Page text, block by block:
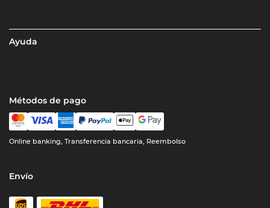
Ayuda
Métodos de pago
Online banking, Transferencia bancaria, Reembolso
Envío